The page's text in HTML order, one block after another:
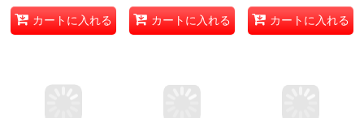
カートに入れる カートに入れる カートに入れる